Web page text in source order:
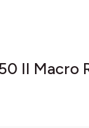
II Macro